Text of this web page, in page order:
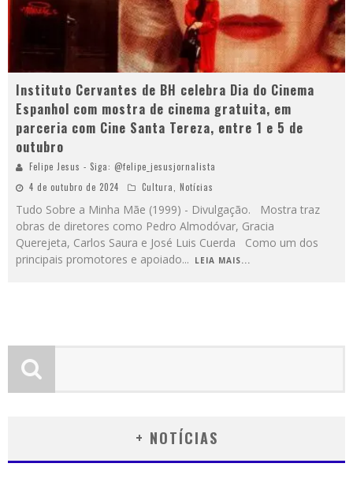
Instituto Cervantes de BH celebra Dia do Cinema
Espanhol com mostra de cinema gratuita, em
parceria com Cine Santa Tereza, entre 1 e 5 de
outubro
Felipe Jesus - Siga: @felipe_jesusjornalista
4 de outubro de 2024
Cultura, Notícias
Tudo Sobre a Minha Mãe (1999) - Divulgação. Mostra traz
obras de diretores como Pedro Almodóvar, Gracia
Querejeta, Carlos Saura e José Luis Cuerda Como um dos
principais promotores e apoiado... LEIA MAIS...
+ NOTÍCIAS